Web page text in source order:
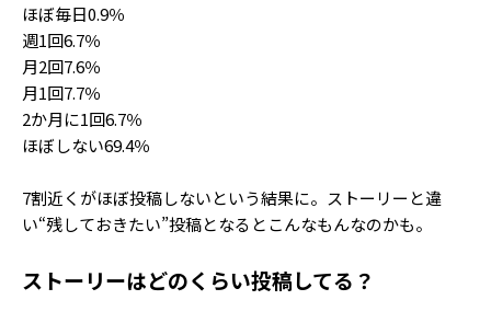
ほぼ毎日0.9％
週1回6.7％
月2回7.6％
月1回7.7％
2か月に1回6.7％
ほぼしない69.4％
7割近くがほぼ投稿しないという結果に。ストーリーと違
い“残しておきたい”投稿となるとこんなもんなのかも。
ストーリーはどのくらい投稿してる？